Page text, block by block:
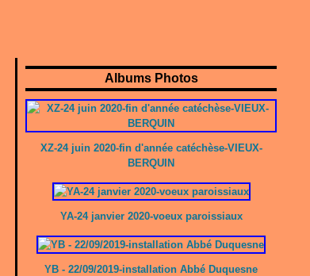
Albums Photos
XZ-24 juin 2020-fin d'année catéchèse-VIEUX-
BERQUIN
YA-24 janvier 2020-voeux paroissiaux
YB - 22/09/2019-installation Abbé Duquesne